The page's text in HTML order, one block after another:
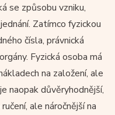
se způsobu vzniku,
Zatímco fyzickou
čísla, právnická
Fyzická osoba má
na založení, ale
naopak důvěryhodnější,
ale náročnější na